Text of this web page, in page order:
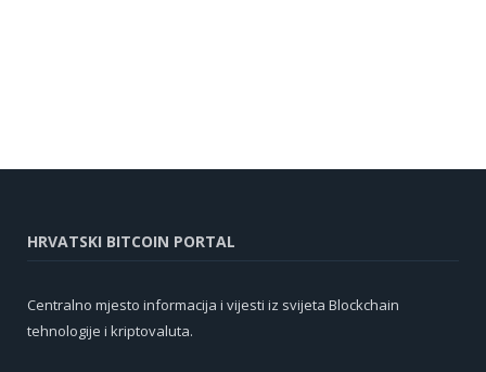
HRVATSKI BITCOIN PORTAL
Centralno mjesto informacija i vijesti iz svijeta Blockchain
tehnologije i kriptovaluta.